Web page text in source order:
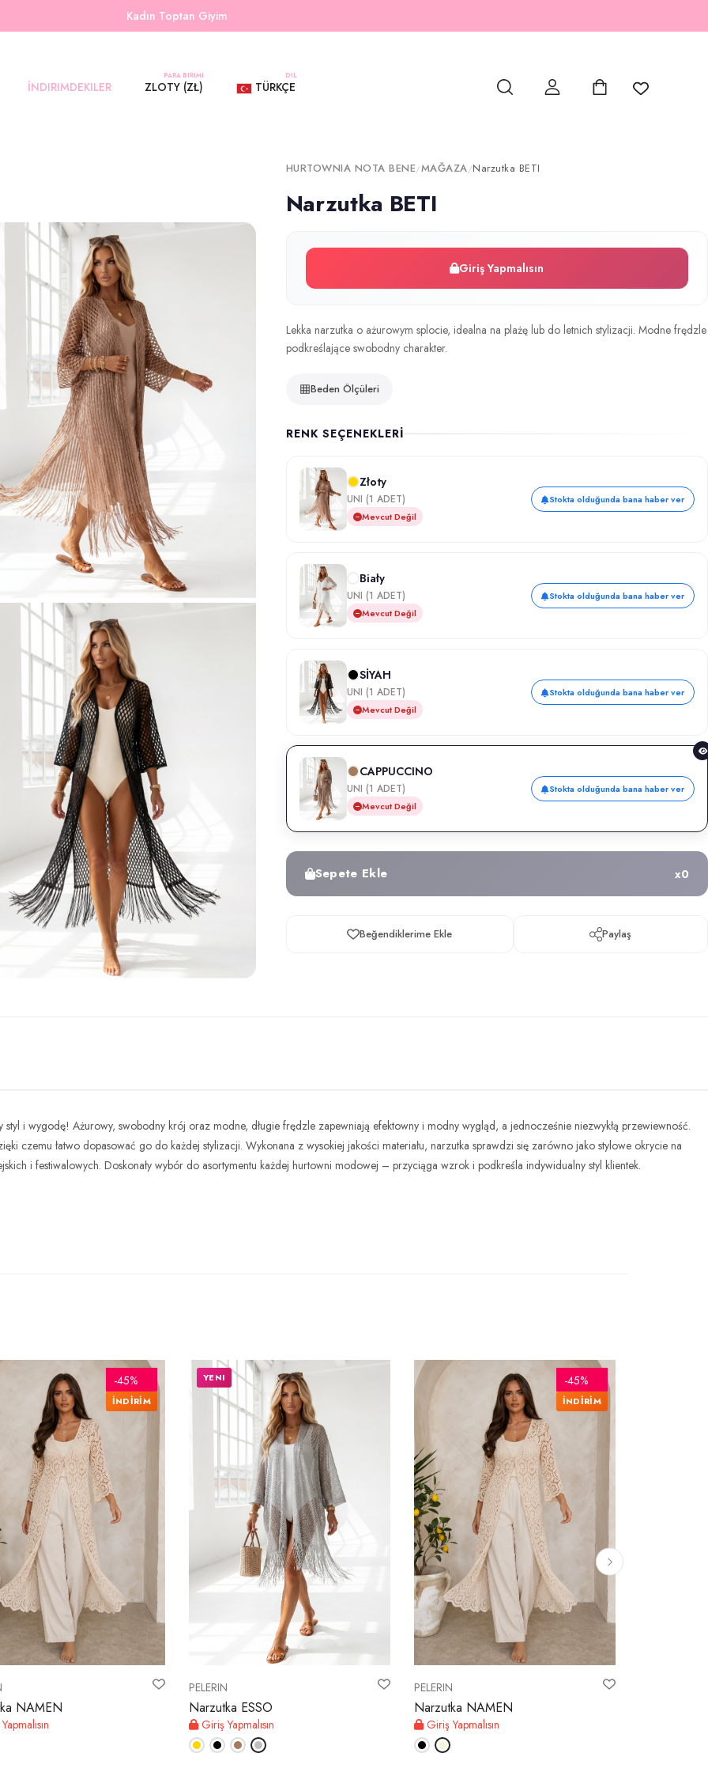
Kadın Toptan Giyim
İNDIRIMDEKILER
PARA BIRIMI
ZLOTY (ZŁ)
DIL
TÜRKÇE
HURTOWNIA NOTA BENE/MAĞAZA/Narzutka BETI
Narzutka BETI
Giriş Yapmalısın
Lekka narzutka o ażurowym splocie, idealna na plażę lub do letnich stylizacji. Modne frędzle
podkreślające swobodny charakter.
Beden Ölçüleri
RENK SEÇENEKLERİ
Złoty
UNI (1 ADET)
Mevcut Değil
Stokta olduğunda bana haber ver
Biały
UNI (1 ADET)
Mevcut Değil
Stokta olduğunda bana haber ver
SİYAH
UNI (1 ADET)
Mevcut Değil
Stokta olduğunda bana haber ver
CAPPUCCINO
UNI (1 ADET)
Mevcut Değil
Stokta olduğunda bana haber ver
Sepete Ekle x0
Beğendiklerime Ekle Paylaş
i wygodę! Ażurowy, swobodny krój oraz modne, długie frędzle zapewniają efektowny i modny wygląd, a jednocześnie niezwykłą przewiewność.
czemu łatwo dopasować go do każdej stylizacji. Wykonana z wysokiej jakości materiału, narzutka sprawdzi się zarówno jako stylowe okrycie na
i festiwalowych. Doskonały wybór do asortymentu każdej hurtowni modowej – przyciąga wzrok i podkreśla indywidualny styl klientek.
NAMEN
-45%
İNDİRİM
PELERIN
Narzutka ESSO
Giriş Yapmalısın
YENI
PELERIN
Narzutka NAMEN
Giriş Yapmalısın
-45%
İNDİRİM